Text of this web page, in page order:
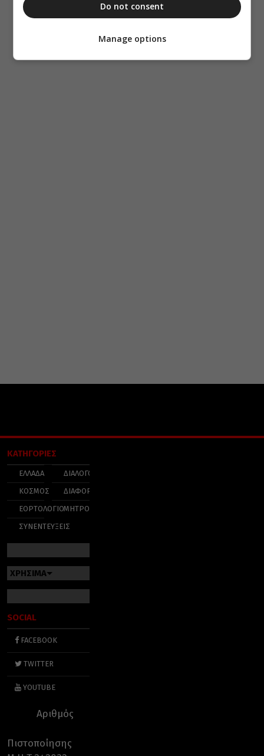
ΚΑΤΗΓΟΡΙΕΣ
ΕΛΛΑΔΑ
ΚΟΣΜΟΣ
ΕΟΡΤΟΛΟΓΙΟ
ΣΥΝΕΝΤΕΥΞΕΙΣ
ΔΙΑΛΟΓΟΣ
ΔΙΑΦΟΡΑ
ΜΗΤΡΟΠΟΛΕΙΣ
ΧΡΗΣΙΜΑ
SOCIAL
FACEBOOK
TWITTER
YOUTUBE
Αριθμός
Πιστοποίησης
Do not consent
Manage options